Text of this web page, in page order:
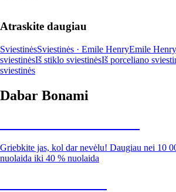
Atraskite daugiau
SviestinėsSviestinės · Emile HenryEmile Henry
sviestinėsIš stiklo sviestinėsIš porceliano
sviestinės
Dabar Bonami
Griebkite jas, kol dar nevėlu! Daugiau nei 10
nuolaida iki 40 % nuolaida